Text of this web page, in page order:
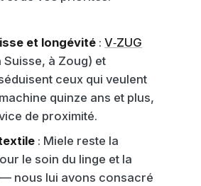
et longévité :V‑ZUG
Suisse, à Zoug) et
ceux qui veulent
quinze ans et plus,
de proximité.
: Miele reste la
le soin du linge et la
nous lui avons consacré